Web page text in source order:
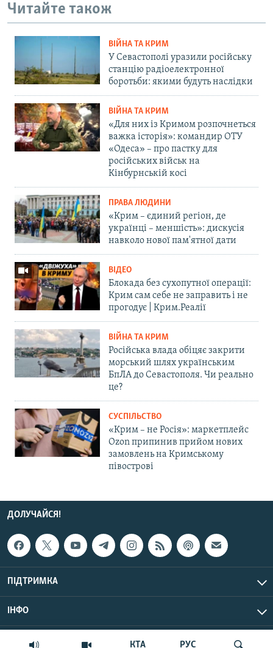
КТА РУС
Читайте також
ВІЙНА ТА КРИМ
У Севастополі уразили російську
станцію радіоелектронної
боротьби: якими будуть наслідки
ВІЙНА ТА КРИМ
«Для них із Кримом розпочнеться
важка історія»: командир ОТУ
«Одеса» – про пастку для
російських військ на
Кінбурнській косі
ПРАВА ЛЮДИНИ
«Крим – єдиний регіон, де
українці – меншість»: дискусія
навколо нової пам'ятної дати
ВІДЕО
Блокада без сухопутної операції:
Крим сам себе не заправить і не
прогодує | Крим.Реалії
ВІЙНА ТА КРИМ
Російська влада обіцяє закрити
морський шлях українським
БпЛА до Севастополя. Чи реально
це?
СУСПІЛЬСТВО
«Крим – не Росія»: маркетплейс
Ozon припинив прийом нових
замовлень на Кримському
півострові
ДОЛУЧАЙСЯ!
ПІДТРИМКА
ІНФО
© Крим.Реалії, 2026 | Усі права застережено.